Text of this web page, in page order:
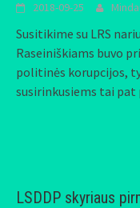
2018-09-25
Susitikime su LRS
Raseiniškiams buvo
politinės korupcijos,
susirinkusiems tai
LSDDP skyriaus